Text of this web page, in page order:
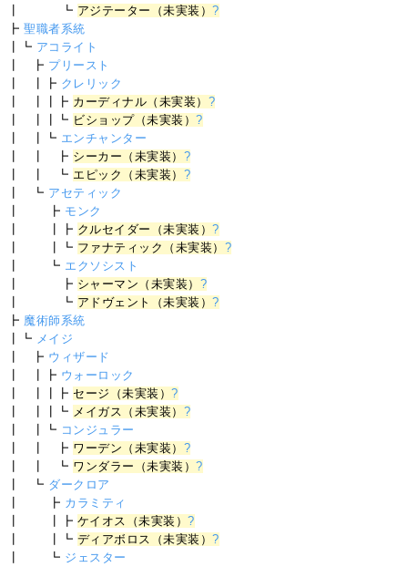
┃ ┗ アジテーター（未実装）?
┣聖職者系統
┃┗ アコライト
┃ ┣ プリースト
┃ ┃┣ クレリック
┃ ┃┃┣ カーディナル（未実装） ?
┃ ┃┃┗ ビショップ（未実装）?
┃ ┃┗ エンチャンター
┃ ┃ ┣ シーカー（未実装） ?
┃ ┃ ┗ エピック（未実装） ?
┃ ┗ アセティック
┃ ┣ モンク
┃ ┃┣ クルセイダー（未実装）?
┃ ┃┗ ファナティック（未実装） ?
┃ ┗ エクソシスト
┃ ┣ シャーマン（未実装） ?
┃ ┗ アドヴェント（未実装）?
┣ 魔術師系統
┃┗ メイジ
┃ ┣ ウィザード
┃ ┃┣ ウォーロック
┃ ┃┃┣ セージ（未実装）?
┃ ┃┃┗ メイガス（未実装） ?
┃ ┃┗ コンジュラー
┃ ┃ ┣ ワーデン（未実装） ?
┃ ┃ ┗ ワンダラー（未実装）?
┃ ┗ ダークロア
┃ ┣ カラミティ
┃ ┃┣ ケイオス（未実装）?
┃ ┃┗ ディアボロス（未実装）?
┃ ┗ ジェスター